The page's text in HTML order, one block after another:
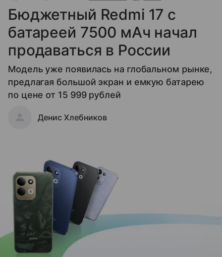
Бюджетный Redmi 17 с
батареей 7500 мАч начал
продаваться в России
Модель уже появилась на глобальном рынке,
предлагая большой экран и емкую батарею
по цене от 15 999 рублей
Денис Хлебников